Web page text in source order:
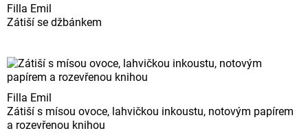
Filla Emil
Zátiší se džbánkem
Filla Emil
Zátiší s mísou ovoce, lahvičkou inkoustu, notovým papírem
a rozevřenou knihou